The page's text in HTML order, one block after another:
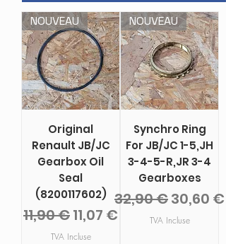
NOUVEAU
Original
Renault JB/JC
Gearbox Oil
Seal
(8200117602)
Prix original
11,90 €Prix promotionnel
11,07 €
TVA Incluse
NOUVEAU
Synchro Ring
For JB/JC 1-5,JH
3-4-5-R,JR 3-4
Gearboxes
Prix original
32,90 €Prix
30,60 €
TVA Incluse